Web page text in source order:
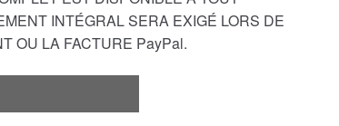
INTÉGRAL SERA EXIGÉ LORS DE
OU LA FACTURE PayPal.